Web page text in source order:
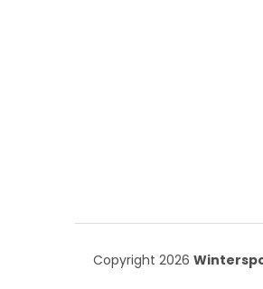
Copyright 2026